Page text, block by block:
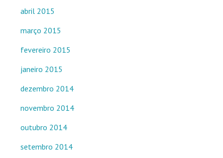
abril 2015
março 2015
fevereiro 2015
janeiro 2015
dezembro 2014
novembro 2014
outubro 2014
setembro 2014